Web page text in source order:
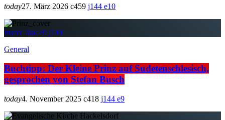
today27. März 2026 459 144 10
insert_link 9 144
General
Buchtipp: Der Kleine Prinz auf Sudetenschlesisch,
gesprochen von Stefan Busch
today4. November 2025 418 144 9